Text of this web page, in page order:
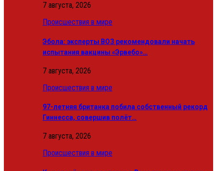
7 августа, 2026
Происшествия в мире
Эбола: эксперты ВОЗ рекомендовали начать
испытания вакцины «Эрвебо»…
7 августа, 2026
Происшествия в мире
97-летняя британка побила собственный рекорд
Гиннесса, совершив полёт…
7 августа, 2026
Происшествия в мире